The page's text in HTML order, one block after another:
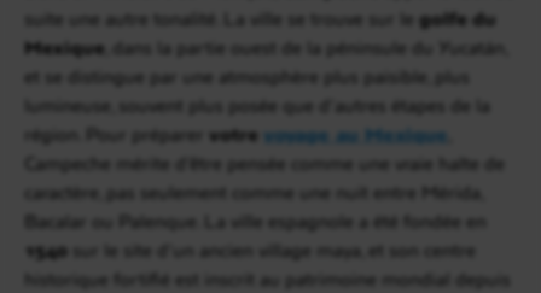
suite une autre tonalité. La ville se trouve sur le golfe du
Mexique , dans la partie ouest de la péninsule du Yucatán,
et se distingue par une atmosphère plus paisible, plus
lumineuse, souvent plus posée que d’autres étapes de la
région. Pour préparer votre voyage au Mexique
Campeche mérite d’être pensée comme une vraie halte de
caractère, pas seulement comme une nuit entre Mérida,
Bacalar ou Palenque. La ville espagnole a été fondée en
1540 sur le site d’un ancien village maya, et son centre
historique fortifié est inscrit au patrimoine mondial depuis